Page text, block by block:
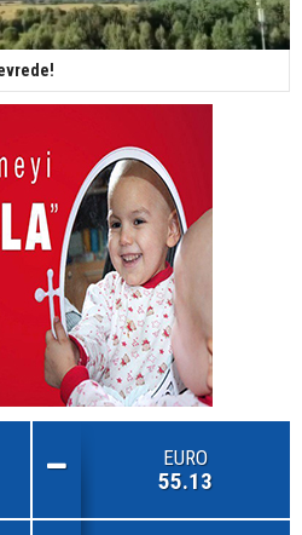
EURO
55.13